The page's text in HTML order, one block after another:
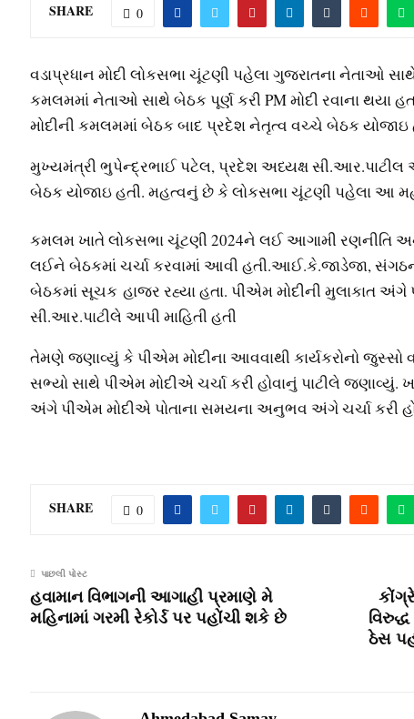
SHARE 0
વડાપ્રધાન મોદી લોકસભા ચૂંટણી પહેલા ગુજરાતના નેતાઓ
કમલમમાં નેતાઓ સાથે બેઠક પૂર્ણ કરી PM મોદી રવાના થયા
મોદીની કમલમમાં બેઠક બાદ પ્રદેશ નેતૃત્વ વચ્ચે બેઠક યોજાઇ
મુખ્યમંત્રી ભુપેન્દ્રભાઈ પટેલ, પ્રદેશ અધ્યક્ષ સી.આર.પાટીલ
બેઠક યોજાઇ હતી. મહત્વનું છે કે લોકસભા ચૂંટણી પહેલા આ
કમલમ ખાતે લોકસભા ચૂંટણી 2024ને લઈ આગામી રણનીતિ અને
લઈને બેઠકમાં ચર્ચા કરવામાં આવી હતી.આઈ.કે.જાડેજા, સંગઠન
બેઠકમાં સૂચક હાજર રહ્યા હતા. પીએમ મોદીની મુલાકાત
સી.આર.પાટીલે આપી માહિતી હતી
તેમણે જણાવ્યું કે પીએમ મોદીના આવવાથી કાર્યકરોનો જુસ્સો
સભ્યો સાથે પીએમ મોદીએ ચર્ચા કરી હોવાનું પાટીલે જણાવ્યું.
અંગે પીએમ મોદીએ પોતાના સમયના અનુભવ અંગે ચર્ચા કરી
SHARE 0
પાછલી પોસ્ટ
હવામાન વિભાગની આગાહી પ્રમાણે મે
મહિનામાં ગરમી રેકોર્ડ પર પહોંચી શકે છે
ઠેસ